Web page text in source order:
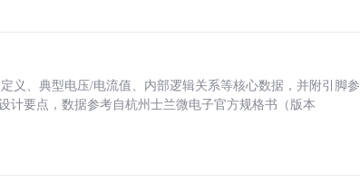
义、典型电压/电流值、内部逻辑关系等核心数据，并附引脚参
计要点，数据参考自杭州士兰微电子官方规格书（版本